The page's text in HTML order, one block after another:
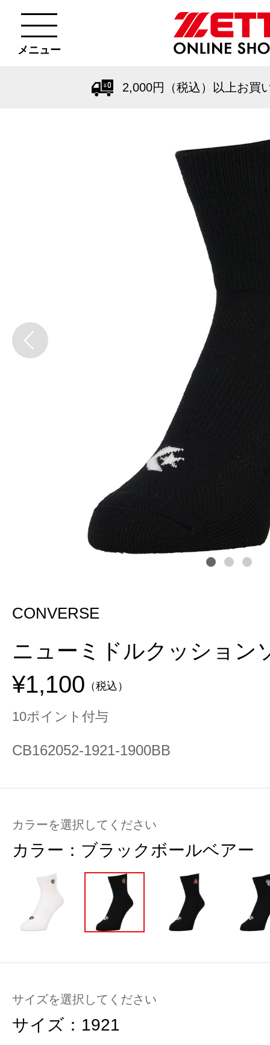
メニュー
2,000円（税込）以上お買
CONVERSE
ニューミドルクッション
¥1,100 （税込）
10ポイント付与
CB162052-1921-1900BB
カラーを選択してください
カラー： ブラックボールベアー
サイズを選択してください
サイズ： 1921